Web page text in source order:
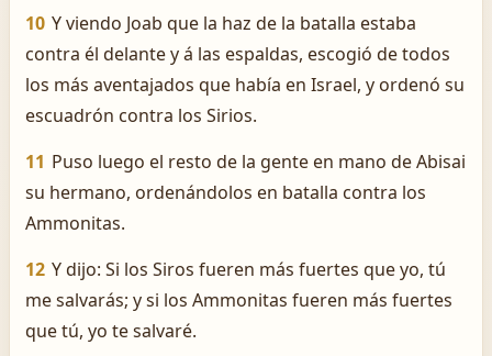
10 Y viendo Joab que la haz de la batalla estaba
contra él delante y á las espaldas, escogió de todos
los más aventajados que había en Israel, y ordenó su
escuadrón contra los Sirios.
11 Puso luego el resto de la gente en mano de Abisai
su hermano, ordenándolos en batalla contra los
Ammonitas.
12 Y dijo: Si los Siros fueren más fuertes que yo, tú
me salvarás; y si los Ammonitas fueren más fuertes
que tú, yo te salvaré.